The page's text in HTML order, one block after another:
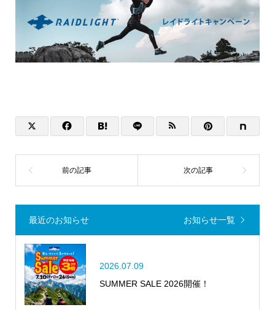
最近のお知らせ お知らせ一覧
2026.07.09
SUMMER SALE 2026開催！